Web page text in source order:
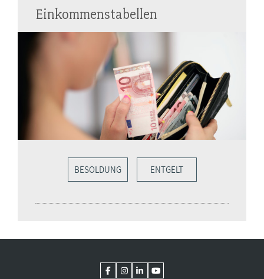
Einkommenstabellen
BESOLDUNG ENTGELT